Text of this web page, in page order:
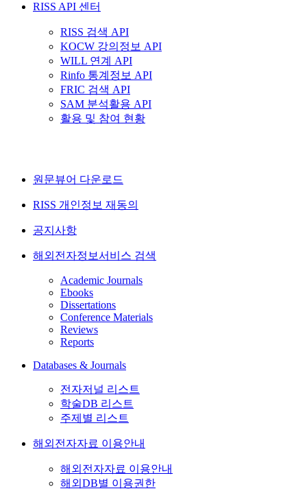
RISS API 센터
RISS 검색 API
KOCW 강의정보 API
WILL 연계 API
Rinfo 통계정보 API
FRIC 검색 API
SAM 분석활용 API
활용 및 참여 현황
원문뷰어 다운로드
RISS 개인정보 재동의
공지사항
해외전자정보서비스 검색
Academic Journals
Ebooks
Dissertations
Conference Materials
Reviews
Reports
Databases & Journals
전자저널 리스트
학술DB 리스트
주제별 리스트
해외전자자료 이용안내
해외전자자료 이용안내
해외DB별 이용권한